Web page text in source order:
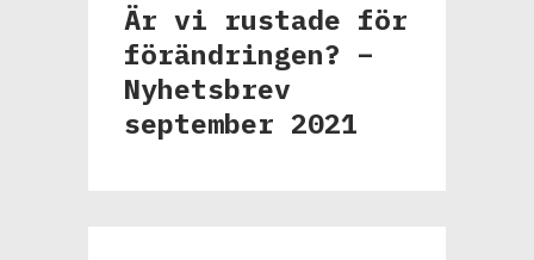
Är vi rustade för
förändringen? –
Nyhetsbrev
september 2021